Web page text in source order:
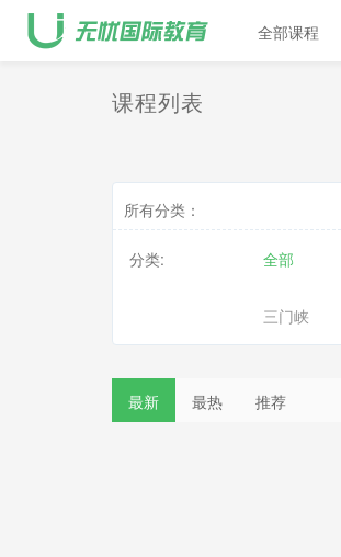
全部课程
课程列表
所有分类：
分类: 全部
三门峡
最新 最热 推荐